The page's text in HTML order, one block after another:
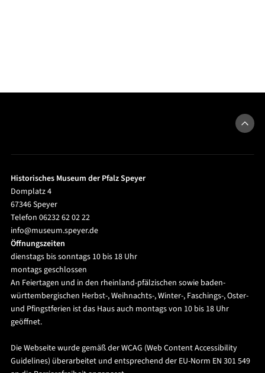
Historisches Museum der Pfalz Speyer
Domplatz 4
67346 Speyer
Telefon 06232 62 02 22
info@museum.speyer.de
Öffnungszeiten
dienstags bis sonntags 10 bis 18 Uhr
montags geschlossen
An Feiertagen und in den rheinland-pfälzischen sowie baden-
württembergischen Herbst-, Weihnachts-, Winter-, Faschings-, Oster-
und Pfingstferien ist das Haus auch montags von 10 bis 18 Uhr
geöffnet.
Die Webseite wurde gemäß der WCAG (Web Content Accessibility
Guidelines) überarbeitet und entsprechend der EU-Norm EN 301 549